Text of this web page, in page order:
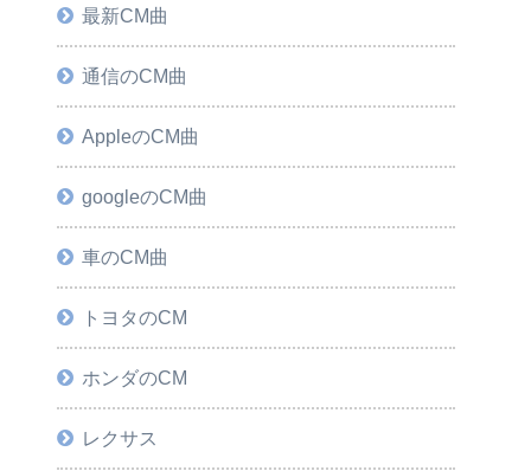
最新CM曲
通信のCM曲
AppleのCM曲
googleのCM曲
車のCM曲
トヨタのCM
ホンダのCM
レクサス